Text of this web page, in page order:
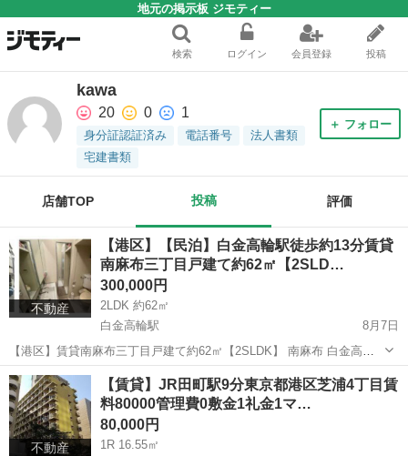
地元の掲示板 ジモティー
検索 ログイン 会員登録 投稿
kawa
20 0 1
身分証認証済み 電話番号
法人書類
宅建書類
＋ フォロー
店舗TOP 投稿 評価
不動産
【港区】【民泊】白金高輪駅徒歩約13分賃貸
南麻布三丁目戸建て約62㎡【2SLD…
300,000円
2LDK 約62㎡
白金高輪駅
8月7日
【港区】賃貸南麻布三丁目戸建て約62㎡【2SLDK】 南麻布 白金高輪
駅徒歩約13分 麻布十番駅徒歩約15分 2SLDK 約62㎡ 玄関 6帖 4.5帖 バ
ス トイレ 洗面所 階段...
東京 港区 白金高輪駅 マンション 徒歩
不動産
【賃貸】JR田町駅9分東京都港区芝浦4丁目賃
料80000管理費0敷金1礼金1マ…
80,000円
1R 16.55㎡